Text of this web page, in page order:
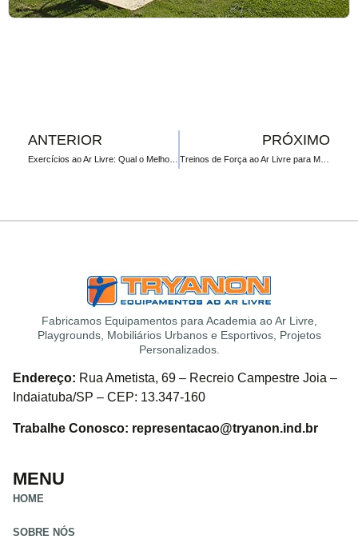
ANTERIOR
Exercícios ao Ar Livre: Qual o Melhor Horário para Diferentes Objetivos?
PRÓXIMO
Treinos de Força ao Ar Livre para Melhorar o Desempenho na Corrida
Fabricamos Equipamentos para Academia ao Ar Livre,
Playgrounds, Mobiliários Urbanos e Esportivos, Projetos
Personalizados.
Endereço: Rua Ametista, 69 – Recreio Campestre Joia –
Indaiatuba/SP – CEP: 13.347-160
Trabalhe Conosco: representacao@tryanon.ind.br
MENU
HOME
SOBRE NÓS